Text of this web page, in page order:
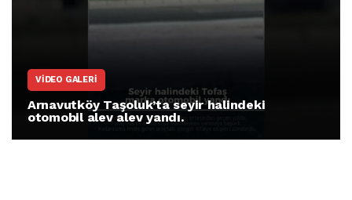
VIDEO GALERI
Arnavutköy Taşoluk’ta seyir halindeki
otomobil alev alev yandı.